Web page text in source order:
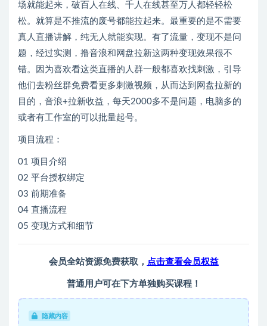
场就能起来，破百人在线、千人在线甚至万人都轻轻松
松。就算是不推流的废号都能拉起来。最重要的是不需要
真人直播讲解，纯无人就能实现。有了流量，变现不是问
题，经过实测，撸音浪和网盘拉新这两种变现效果很不
错。因为喜欢看这类直播的人群一般都喜欢找刺激，引导
他们去粉丝群免费看更多刺激视频，从而达到网盘拉新的
目的，音浪+拉新收益，每天2000多不是问题，电脑多的
或者有工作室的可以批量起号。
项目流程：
01 项目介绍
02 平台授权绑定
03 前期准备
04 直播流程
05 变现方式和细节
会员全站资源免费获取， 点击查看会员权益
普通用户可在下方单独购买课程！
隐藏内容